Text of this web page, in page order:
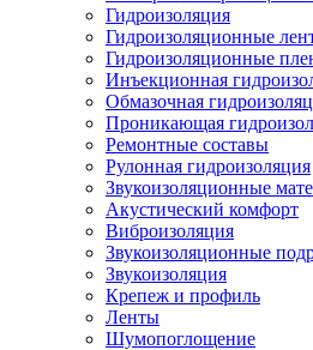
Гидроизоляция
Гидроизоляционные
Гидроизоляционные
Инъекционная
Обмазочная
Проникающая
Ремонтные составы
Рулонная гидроизоляция
Звукоизоляционные
Акустический комфорт
Виброизоляция
Звукоизоляционные
Звукоизоляция
Крепеж и профиль
Ленты
Шумопоглощение